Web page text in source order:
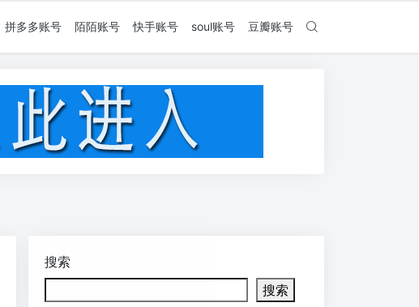
拼多多账号 陌陌账号 快手账号 soul账号 豆瓣账号
搜索
搜索